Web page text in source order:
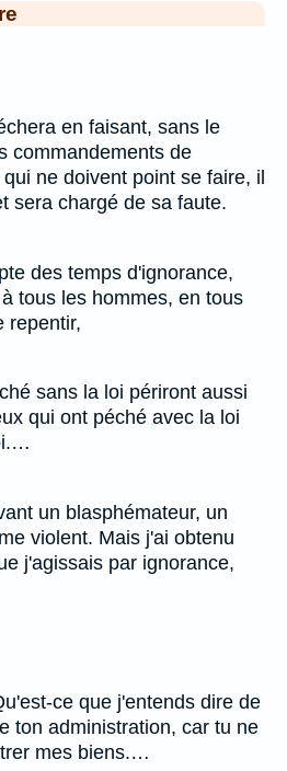
en faisant, sans le
commandements de
ne doivent point se faire, il
sera chargé de sa faute.
des temps d'ignorance,
tous les hommes, en tous
repentir,
sans la loi périront aussi
qui ont péché avec la loi
un blasphémateur, un
violent. Mais j'ai obtenu
j'agissais par ignorance,
ce que j'entends dire de
ton administration, car tu ne
mes biens.…